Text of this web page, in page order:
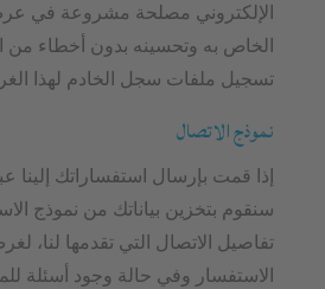
الإلكتروني مصلحة مشروعة في
الخاص به وتحسينه بدون أخطاء من
تسجيل ملفات سجل الخادم لهذا
نموذج الاتصال
إذا قمت بإرسال استفساراتك إلينا
سنقوم بتخزين بياناتك من نموذج
تفاصيل الاتصال التي تقدمها لنا،
الاستفسار وفي حالة وجود أسئلة